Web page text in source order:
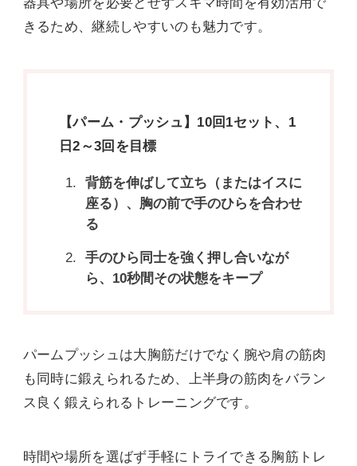
きるため、継続しやすいのも魅力です。
【パーム・プッシュ】10回1セット、1
日2～3回を目標
背筋を伸ばして立ち（またはイスに
座る）、胸の前で手のひらを合わせ
る
手のひら同士を強く押し合いなが
ら、10秒間その状態をキープ
パームプッシュは大胸筋だけでなく腕や肩の筋肉
も同時に鍛えられるため、上半身の筋肉をバラン
ス良く鍛えられるトレーニングです。
時間や場所を選ばず手軽にトライできる胸筋トレ